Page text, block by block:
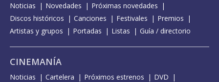
Noticias Novedades
Próximas novedades
Discos históricos
Canciones Festivales
Premios
Artistas y grupos
Portadas Listas Guía / directorio
CINEMANÍA
Noticias Cartelera Próximos estrenos
DVD